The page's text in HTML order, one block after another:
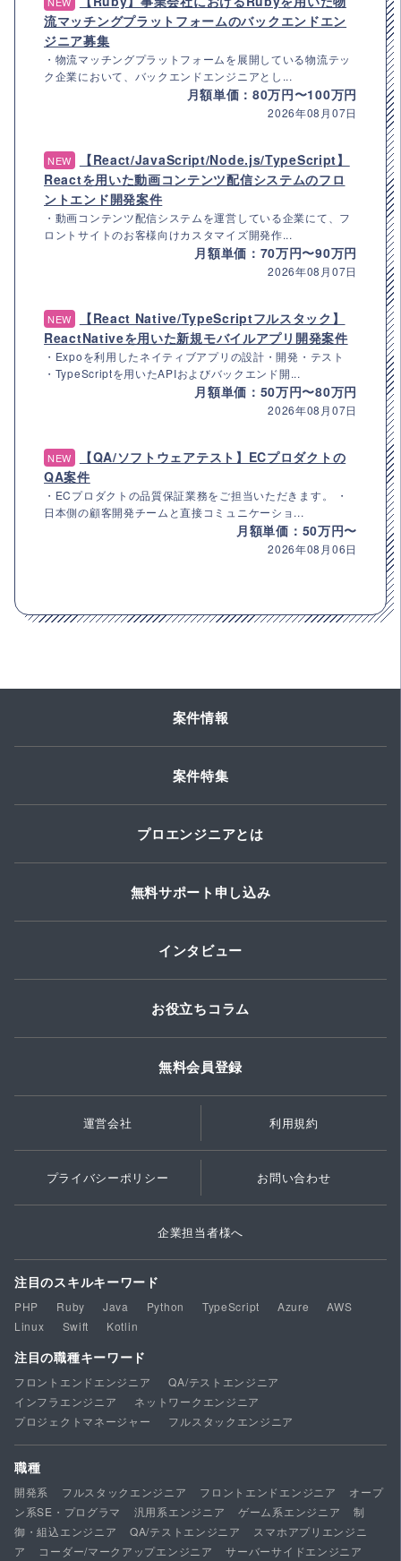
流マッチングプラットフォームのバックエンドエン
ジニア募集
・物流マッチングプラットフォームを展開している物流テッ
ク企業において、バックエンドエンジニアとし...
月額単価：80万円〜100万円
2026年08月07日
NEW
【React/JavaScript/Node.js/TypeScript】
Reactを用いた動画コンテンツ配信システムのフロ
ントエンド開発案件
・動画コンテンツ配信システムを運営している企業にて、フ
ロントサイトのお客様向けカスタマイズ開発作...
月額単価：70万円〜90万円
2026年08月07日
NEW
【React Native/TypeScriptフルスタック】
ReactNativeを用いた新規モバイルアプリ開発案件
・Expoを利用したネイティブアプリの設計・開発・テスト
・TypeScriptを用いたAPIおよびバックエンド開...
月額単価：50万円〜80万円
2026年08月07日
NEW
【QA/ソフトウェアテスト】ECプロダクトの
QA案件
・ECプロダクトの品質保証業務をご担当いただきます。 ・
日本側の顧客開発チームと直接コミュニケーショ...
月額単価：50万円〜
2026年08月06日
案件情報
案件特集
プロエンジニアとは
無料サポート申し込み
インタビュー
お役立ちコラム
無料会員登録
運営会社 利用規約
プライバシーポリシー お問い合わせ
企業担当者様へ
注目のスキルキーワード
PHP Ruby Java Python TypeScript Azure
AWS
Linux
Swift Kotlin
注目の職種キーワード
フロントエンドエンジニア
QA/テストエンジニア
インフラエンジニア
ネットワークエンジニア
プロジェクトマネージャー
フルスタックエンジニア
職種
開発系 フルスタックエンジニア フロントエンドエンジニア
オープ
ン系SE・プログラマ
汎用系エンジニア ゲーム系エンジニア
制
御・組込エンジニア
QA/テストエンジニア
スマホアプリエンジニ
ア
コーダー/マークアップエンジニア
サーバーサイドエンジニア